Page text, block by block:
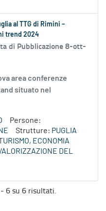
al TTG di Rimini –
trend 2024
di Pubblicazione 8-ott-
area conferenze
situato nel
Persone:
Strutture: PUGLIA
ECONOMIA
DEL
6 su 6 risultati.